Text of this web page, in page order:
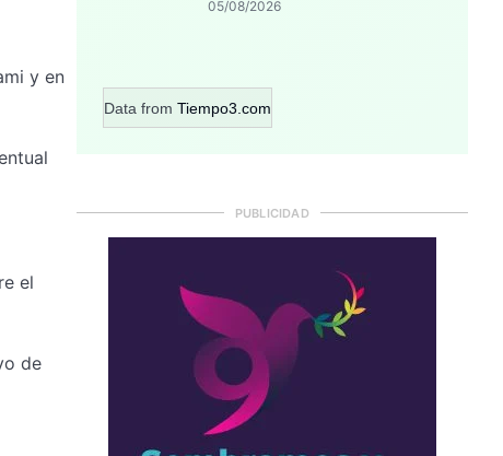
y en
el
de
05/08/2026
Data from Tiempo3.com
PUBLICIDAD